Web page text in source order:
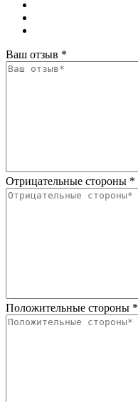
Ваш отзыв *
Отрицательные стороны *
Положительные стороны *